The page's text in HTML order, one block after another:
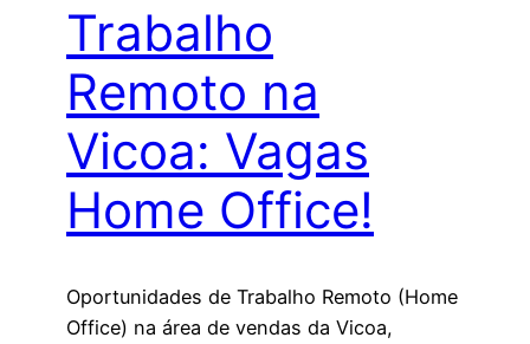
Trabalho
Remoto na
Vicoa: Vagas
Home Office!
Oportunidades de Trabalho Remoto (Home
Office) na área de vendas da Vicoa,